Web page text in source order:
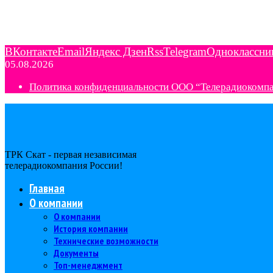
ВКонтактеEmailЯндекс ДзенRssTelegram
05.08.2026
Политика конфиденциальности ООО
ТРК Скат - первая независимая
телерадиокомпания Роcсии!
Главная
О компании
О компании
История компании
Технические возможности
Документы
Топ-менеджмент